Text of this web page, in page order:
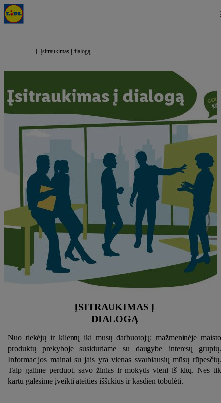
Įsitraukimas į dialogą
ĮSITRAUKIMAS Į
DIALOGĄ
Nuo tiekėjų ir klientų iki mūsų darbuotojų: mažmeninėje maisto
produktų prekyboje susiduriame su daugybe interesų grupių.
Informacijos mainai su jais yra vienas svarbiausių mūsų rūpesčių.
Taip galime perduoti savo žinias ir mokytis vieni iš kitų. Nes tik
kartu galėsime įveikti ateities iššūkius ir kasdien tobulėti.